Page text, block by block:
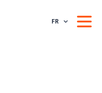
FR